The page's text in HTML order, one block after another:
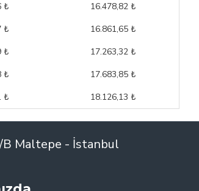
₺
16.478,82 ₺
₺
16.861,65 ₺
₺
17.263,32 ₺
₺
17.683,85 ₺
₺ 18.126,13 ₺
B Maltepe - İstanbul